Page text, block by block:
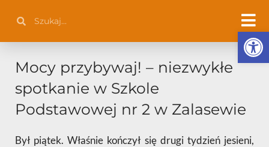
treści
Mocy przybywaj! – niezwykłe
spotkanie w Szkole
Podstawowej nr 2 w Zalasewie
Był piątek. Właśnie kończył się drugi tydzień jesieni,